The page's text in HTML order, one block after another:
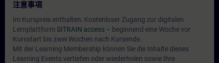
注意事項
Im Kurspreis enthalten: Kostenloser Zugang zur digitalen
Lernplattform SITRAIN access – beginnend eine Woche vor
Kursstart bis zwei Wochen nach Kursende.
Mit der Learning Membership können Sie die Inhalte dieses
Learning Events vertiefen oder wiederholen sowie Ihre